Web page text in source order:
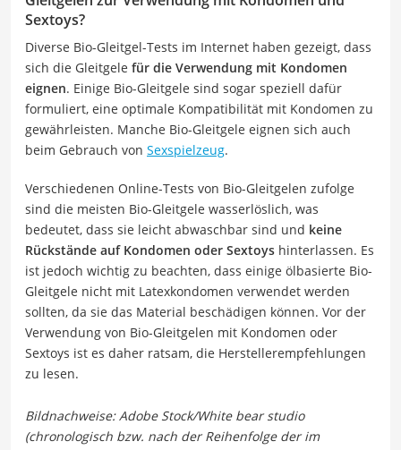
Sextoys?
Diverse Bio-Gleitgel-Tests im Internet haben gezeigt, dass
sich die Gleitgele für die Verwendung mit Kondomen
eignen. Einige Bio-Gleitgele sind sogar speziell dafür
formuliert, eine optimale Kompatibilität mit Kondomen zu
gewährleisten. Manche Bio-Gleitgele eignen sich auch
beim Gebrauch von Sexspielzeug.
Verschiedenen Online-Tests von Bio-Gleitgelen zufolge
sind die meisten Bio-Gleitgele wasserlöslich, was
bedeutet, dass sie leicht abwaschbar sind und keine
Rückstände auf Kondomen oder Sextoys hinterlassen. Es
ist jedoch wichtig zu beachten, dass einige ölbasierte Bio-
Gleitgele nicht mit Latexkondomen verwendet werden
sollten, da sie das Material beschädigen können. Vor der
Verwendung von Bio-Gleitgelen mit Kondomen oder
Sextoys ist es daher ratsam, die Herstellerempfehlungen
zu lesen.